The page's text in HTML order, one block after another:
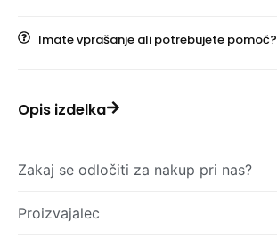
Imate vprašanje ali potrebujete pomoč?
Opis izdelka
Zakaj se odločiti za nakup pri nas?
Proizvajalec